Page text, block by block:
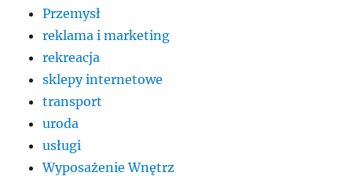
Przemysł
reklama i marketing
rekreacja
sklepy internetowe
transport
uroda
usługi
Wyposażenie Wnętrz